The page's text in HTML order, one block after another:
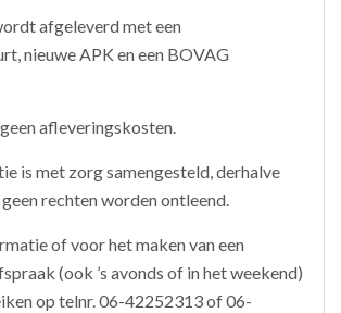
afgeleverd met een
nieuwe APK en een BOVAG
afleveringskosten.
is met zorg samengesteld, derhalve
rechten worden ontleend.
of voor het maken van een
(ook ’s avonds of in het weekend)
op telnr. 06-42252313 of 06-